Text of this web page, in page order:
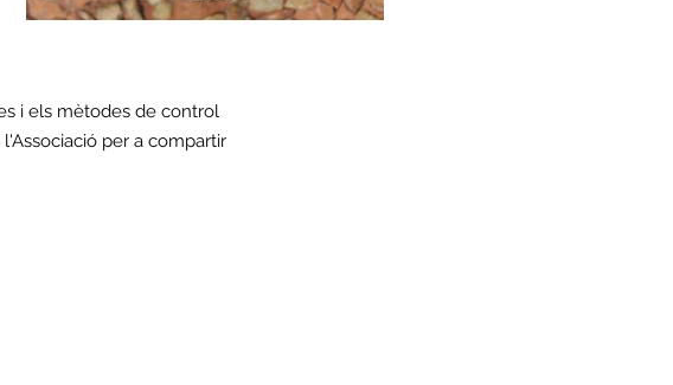
i els mètodes de control
per a compartir